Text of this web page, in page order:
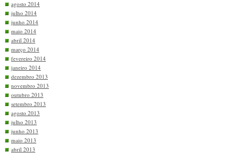
agosto 2014
julho 2014
junho 2014
maio 2014
abril 2014
março 2014
fevereiro 2014
janeiro 2014
dezembro 2013
novembro 2013
outubro 2013
setembro 2013
agosto 2013
julho 2013
junho 2013
maio 2013
abril 2013